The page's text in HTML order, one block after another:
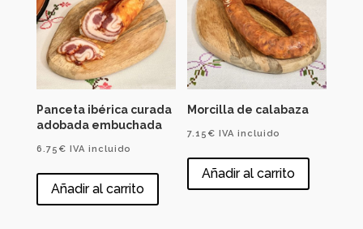
Panceta ibérica curada
adobada embuchada
6.75 € IVA incluido
Añadir al carrito
Morcilla de calabaza
7.15 € IVA incluido
Añadir al carrito